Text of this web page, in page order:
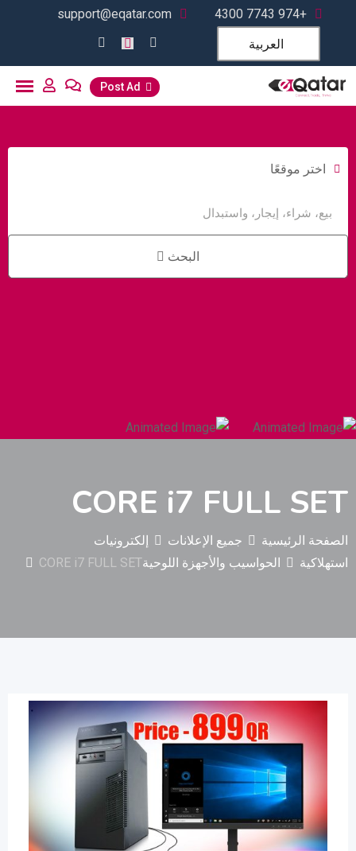
+974 7743 4300
support@eqatar.com
العربية
Post Ad
اختر موقعًا
البحث
CORE i7 FULL SET
الصفحة الرئيسية جميع الإعلانات
إلكترونيات
استهلاكية
الحواسيب والأجهزة اللوحيةCORE i7 FULL SET